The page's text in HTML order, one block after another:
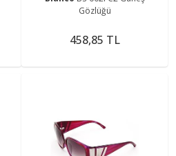
Gözlüğü
458,85 TL